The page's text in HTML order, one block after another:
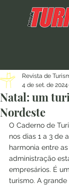
Natal: um
Nordeste
Revista de
4 de set. de 2024
O Caderno de
nos dias 1 a 3 de
harmonia entre
administração
empresários. É
turismo. A